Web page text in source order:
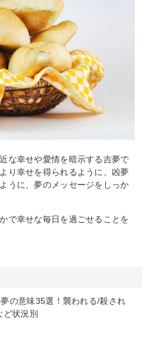
な幸せや愛情を暗示する吉夢で
り幸せを得られるように、凶夢
うに、夢のメッセージをしっか
で幸せな毎日を過ごせることを
夢の意味35選！襲われる/殺され
ど状況別